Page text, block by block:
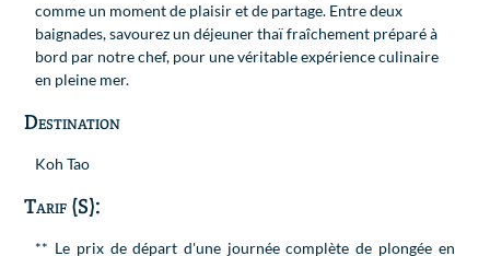
comme un moment de plaisir et de partage. Entre deux
baignades, savourez un déjeuner thaï fraîchement préparé à
bord par notre chef, pour une véritable expérience culinaire
en pleine mer.
Destination
Koh Tao
Tarif (S):
** Le prix de départ d'une journée complète de plongée en